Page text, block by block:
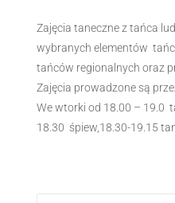
Zajęcia taneczne z tańca
wybranych elementów
tańców regionalnych oraz
Zajęcia prowadzone są
We wtorki od 18.00 – 19.0
18.30 śpiew,18.30-19.15